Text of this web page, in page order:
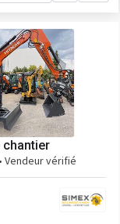
chantier
Vendeur vérifié